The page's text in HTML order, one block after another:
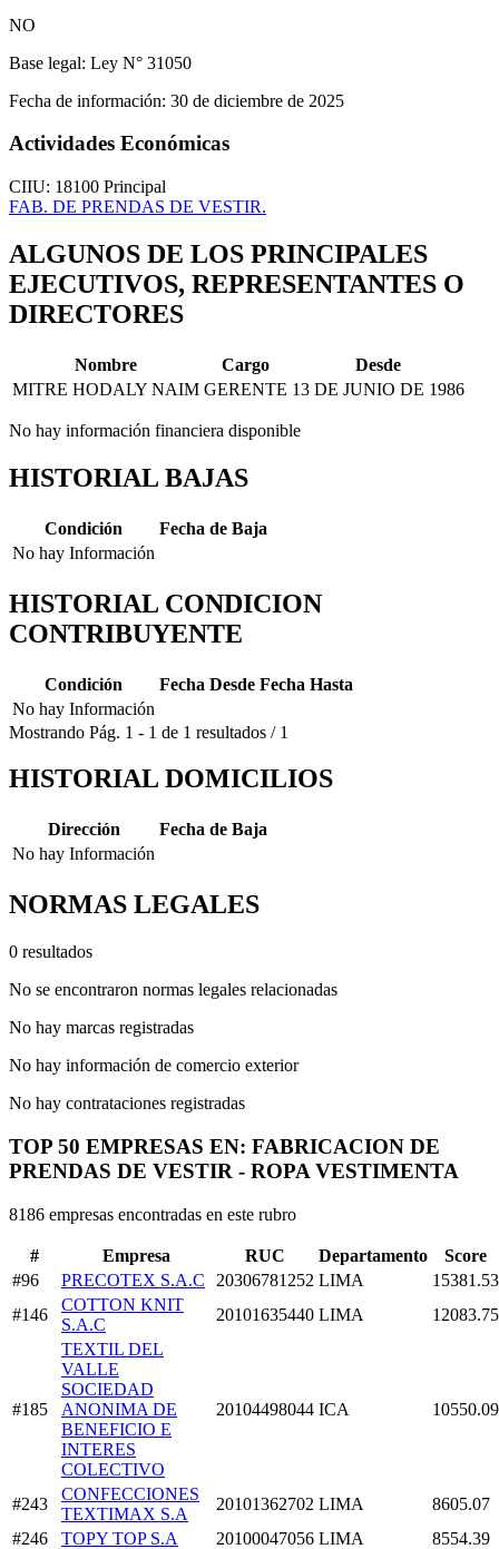
NO
Base legal: Ley N° 31050
Fecha de información: 30 de diciembre de 2025
Actividades Económicas
CIIU: 18100 Principal
FAB. DE PRENDAS DE VESTIR.
ALGUNOS DE LOS PRINCIPALES
EJECUTIVOS, REPRESENTANTES O
DIRECTORES
Nombre Cargo
Desde
MITRE HODALY NAIM GERENTE 13 DE JUNIO DE 1986
No hay información financiera disponible
HISTORIAL BAJAS
Condición
Fecha de Baja
No hay Información
HISTORIAL CONDICION
CONTRIBUYENTE
Condición Fecha Desde Fecha Hasta
No hay Información
Mostrando Pág. 1 - 1 de 1 resultados / 1
HISTORIAL DOMICILIOS
Dirección
Fecha de Baja
No hay Información
NORMAS LEGALES
0 resultados
No se encontraron normas legales relacionadas
No hay marcas registradas
No hay información de comercio exterior
No hay contrataciones registradas
TOP 50 EMPRESAS EN: FABRICACION DE
PRENDAS DE VESTIR - ROPA VESTIMENTA
8186 empresas encontradas en este rubro
# Empresa RUC Departamento
Score
#96
PRECOTEX S.A.C 20306781252 LIMA
15381.53
#146
COTTON KNIT
S.A.C
20101635440 LIMA 12083.75
#185
TEXTIL DEL
VALLE
SOCIEDAD
ANONIMA DE
BENEFICIO E
INTERES
COLECTIVO
20104498044 ICA 10550.09
#243
CONFECCIONES
TEXTIMAX S.A
20101362702 LIMA
8605.07
#246
TOPY TOP S.A 20100047056 LIMA 8554.39